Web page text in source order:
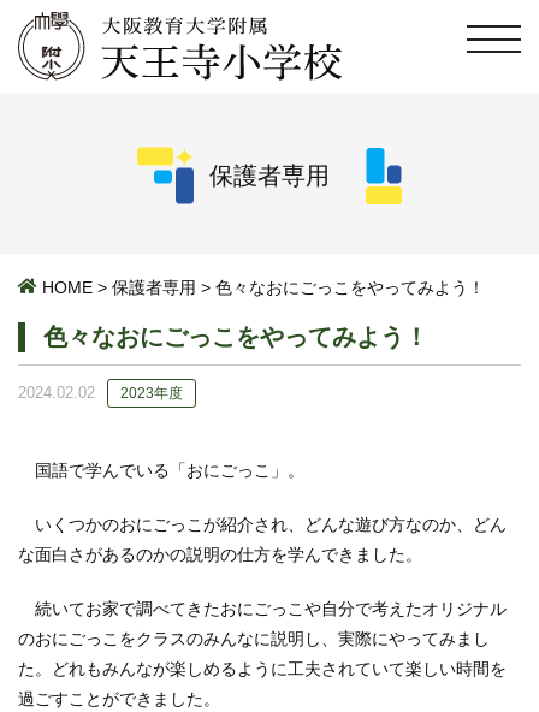
保護者専用
HOME > 保護者専用 > 色々なおにごっこをやってみよう！
色々なおにごっこをやってみよう！
2024.02.02 2023年度
国語で学んでいる「おにごっこ」。
いくつかのおにごっこが紹介され、どんな遊び方なのか、どん
な面白さがあるのかの説明の仕方を学んできました。
続いてお家で調べてきたおにごっこや自分で考えたオリジナル
のおにごっこをクラスのみんなに説明し、実際にやってみまし
た。どれもみんなが楽しめるように工夫されていて楽しい時間を
過ごすことができました。